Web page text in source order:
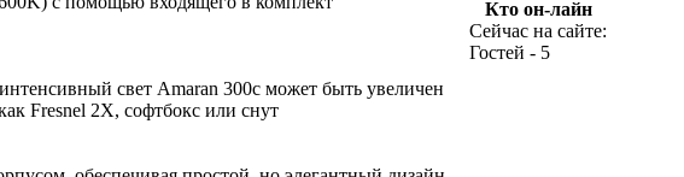
свет Amaran 300c может быть увеличен
Fresnel 2X, софтбокс или снут
Кто он-лайн
Сейчас на сайте:
Гостей - 5